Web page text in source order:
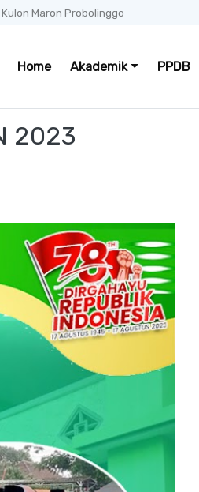
Maron Probolinggo
Home Akademik PPDB
2023